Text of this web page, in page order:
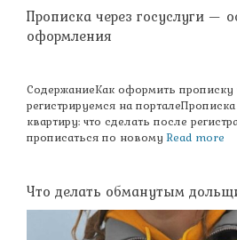
Прописка через госуслуги —
оформления
СодержаниеКак оформить прописку
регистрируемся на
квартиру: что сделать после
прописаться по новомуRead more
Что делать обманутым